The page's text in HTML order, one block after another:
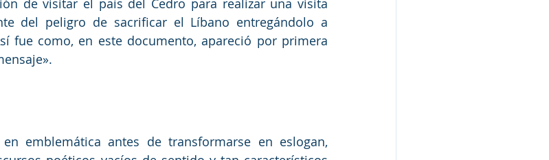
de visitar el país del Cedro para realizar una visita
del peligro de sacrificar el Líbano entregándolo a
fue como, en este documento, apareció por primera
emblemática antes de transformarse en eslogan,